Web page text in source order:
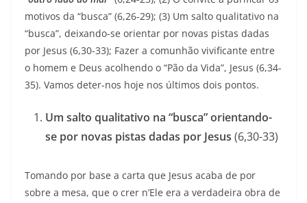
motivos da “busca” (6,26-29); (3) Um salto qualitativo na
“busca”, deixando-se orientar por novas pistas dadas
por Jesus (6,30-33); Fazer a comunhão vivificante entre
o homem e Deus acolhendo o “Pão da Vida”, Jesus (6,34-
35). Vamos deter-nos hoje nos últimos dois pontos.
Um salto qualitativo na “busca” orientando-
se por novas pistas dadas por Jesus (6,30-33)
Tomando por base a carta que Jesus acaba de por
sobre a mesa, que o crer n’Ele era a verdadeira obra de